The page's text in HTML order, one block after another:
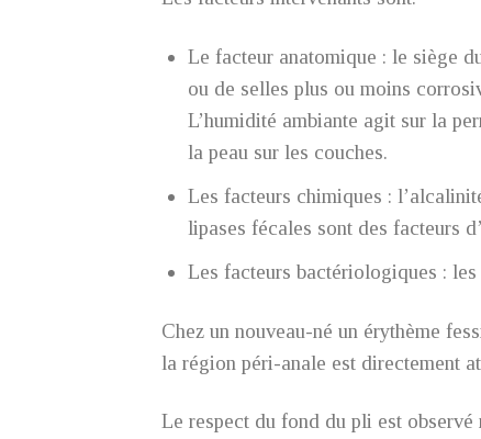
Le facteur anatomique : le siège
ou de selles plus ou moins
L’humidité ambiante agit sur la
la peau sur les couches.
Les facteurs chimiques :
lipases fécales sont des facteurs
Les facteurs bactériologiques :
Chez un nouveau-né un érythème
la région péri-anale est directement
Le respect du fond du pli est